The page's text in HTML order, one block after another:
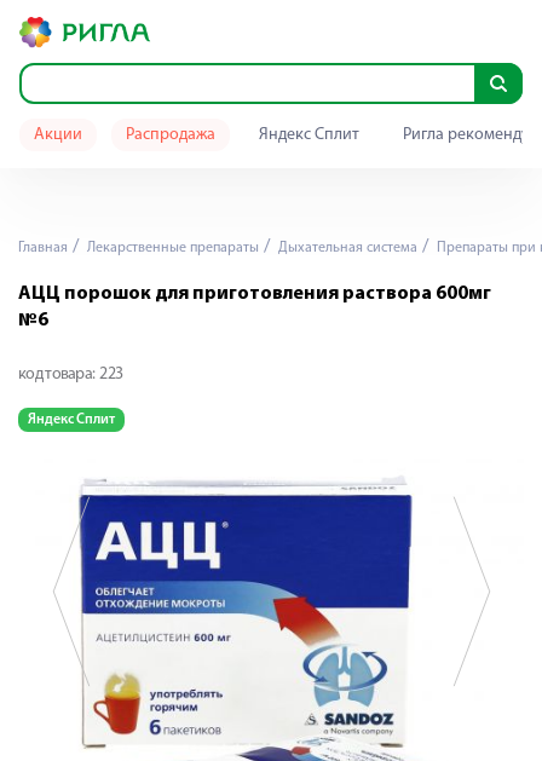
Акции Распродажа Яндекс Сплит Ригла
Главная Лекарственные препараты Дыхательная система Препараты при
АЦЦ порошок для приготовления раствора 600мг
№6
код товара: 223
Яндекс Сплит